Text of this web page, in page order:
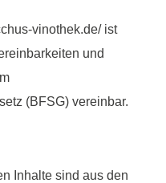
vinothek.de/ ist
und
(BFSG) vereinbar.
Inhalte sind aus den